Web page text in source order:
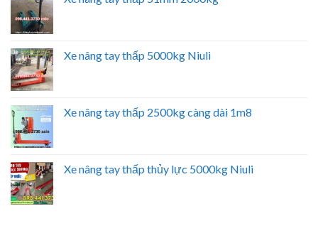
Xe nâng tay thấp 5000kg Niuli
Xe nâng tay thấp 2500kg càng dài 1m8
Xe nâng tay thấp thủy lực 5000kg Niuli